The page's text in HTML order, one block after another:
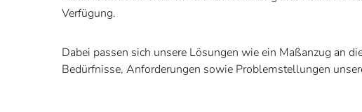
Verfügung.
Dabei passen sich unsere Lösungen wie ein Maßanzug an
Bedürfnisse, Anforderungen sowie Problemstellungen